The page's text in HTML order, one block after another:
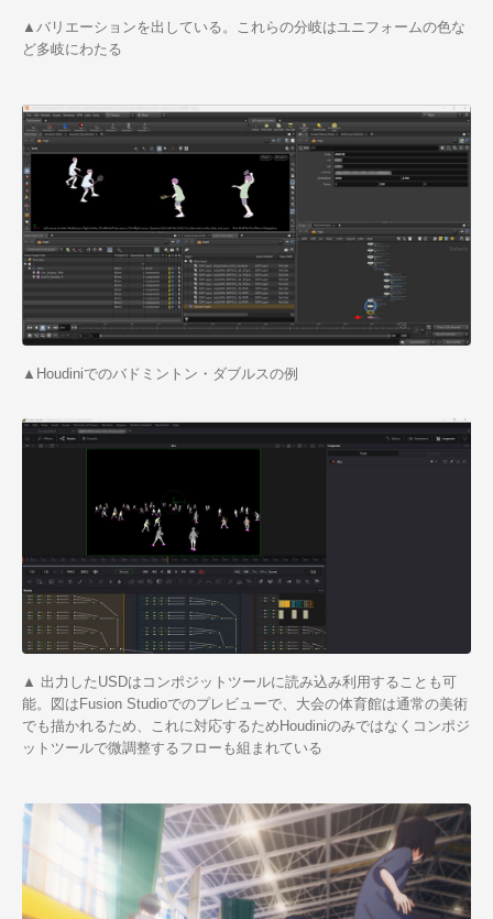
▲バリエーションを出している。これらの分岐はユニフォームの色な
ど多岐にわたる
▲Houdiniでのバドミントン・ダブルスの例
▲ 出力したUSDはコンポジットツールに読み込み利用することも可
能。図はFusion Studioでのプレビューで、大会の体育館は通常の美術
でも描かれるため、これに対応するためHoudiniのみではなくコンポジ
ットツールで微調整するフローも組まれている